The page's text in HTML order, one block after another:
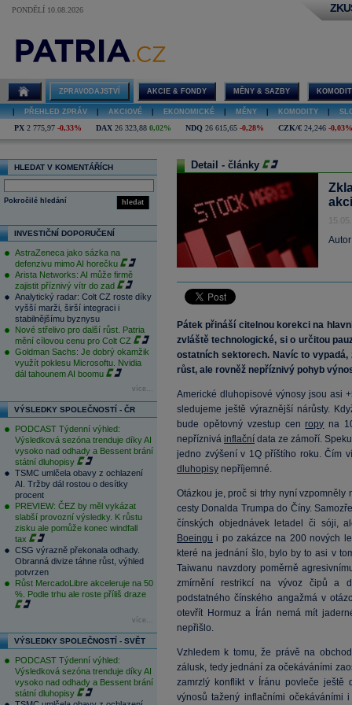
PONDĚLÍ 10.08.2026
ZPRAVODAJSTVÍ AKCIE & FONDY MĚNY & SAZBY
PŘEHLED ZPRÁV AKCIOVÉ EKONOMICKÉ MĚNY KOMODITY
PX 2 775,97 -0,33% DAX 26 323,88 0,02% NDQ 26 615,65 -0,28% CZK/€ 24,246 -0,03%
HLEDAT V KOMENTÁŘÍCH
hledat
Pokročilé hledání
INVESTIČNÍ DOPORUČENÍ
AstraZeneca jako sázka na
defenzivu mimo AI horečku
Arista Networks: AI může firmě
zajistit příznivý vítr do zad
Analytický radar: Colt CZ roste díky
vyšší marži, širší integraci i
stabilnějšímu byznysu
Nové střelivo pro další růst. Patria
mění cílovou cenu pro Colt CZ
Goldman Sachs: Je dobrý okamžik
využít poklesu Microsoftu. Nvidia
dál tahounem AI boomu
více...
VÝSLEDKY SPOLEČNOSTÍ - ČR
PODCAST Týdenní výhled:
Výsledková sezóna trenduje díky AI
vysoko nad odhady a Bessent brání
státní dluhopisy
TSMC umlčela obavy z ochlazení
AI. Tržby dál rostou o desítky
procent
PREVIEW: ČEZ by měl vykázat
slabší provozní výsledky. K růstu
zisku ale pomůže konec windfall
tax
CSG výrazně překonala odhady.
Obranná divize táhne růst, výhled
potvrzen
Růst MercadoLibre akceleruje na 50
%. Podle trhu ale roste příliš draze
více...
VÝSLEDKY SPOLEČNOSTÍ - SVĚT
PODCAST Týdenní výhled:
Výsledková sezóna trenduje díky AI
vysoko nad odhady a Bessent brání
státní dluhopisy
Detail - články
Pátek přináší citelnou korekci na
zvláště technologické, si o určitou
ostatních sektorech. Navíc to
růst, ale rovněž nepříznivý pohyb
Americké dluhopisové výnosy jsou asi
sledujeme ještě výraznější nárůsty.
bude opětovný vzestup cenropy na
nepříznivá inflační data ze zámoří.
jedno zvýšení v 1Q příštího roku. Čím
dluhopisy nepříjemné.
Otázkou je, proč si trhy nyní vzpomněly
cesty Donalda Trumpa do Číny.
čínských objednávek letadel či sóji,
Boeingu i po zakázce na 200 nových
které na jednání šlo, bylo by to asi v
Taiwanu navzdory poměrně
zmírnění restrikcí na vývoz čipů a
podstatného čínského angažmá v
otevřít Hormuz a Írán nemá mít
nepřišlo.
Vzhledem k tomu, že právě na
zálusk, tedy jednání za očekáváními
zamrzlý konflikt v Íránu povleče ještě
výnosů tažený inflačními očekáváními